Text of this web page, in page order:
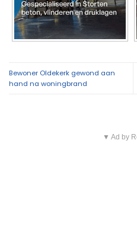
Bewoner Oldekerk gewond aan
hand na woningbrand
▼ Ad by